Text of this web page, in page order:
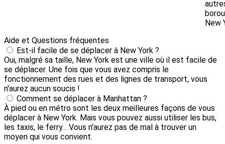
New
Aide et Questions fréquentes
Est-il facile de se déplacer à New York ?
Oui, malgré sa taille, New York est une ville où il est facile de
se déplacer. Une fois que vous avez compris le
fonctionnement des rues et des lignes de transport, vous
n'aurez aucun soucis !
Comment se déplacer à Manhattan ?
À pied ou en métro sont les deux meilleures façons de vous
déplacer à New York. Mais vous pouvez aussi utiliser les bus,
les taxis, le ferry... Vous n'aurez pas de mal à trouver un
moyen qui vous convient.